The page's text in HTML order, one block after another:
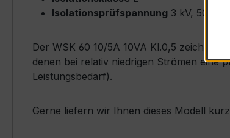
Isolationsprüfspannung 3 kV, 50 Hz,
Der WSK 60 10/5A 10VA Kl.0,5 zeichnet
denen bei relativ niedrigen Strömen eine
Leistungsbedarf).
Gerne liefern wir Ihnen dieses Modell